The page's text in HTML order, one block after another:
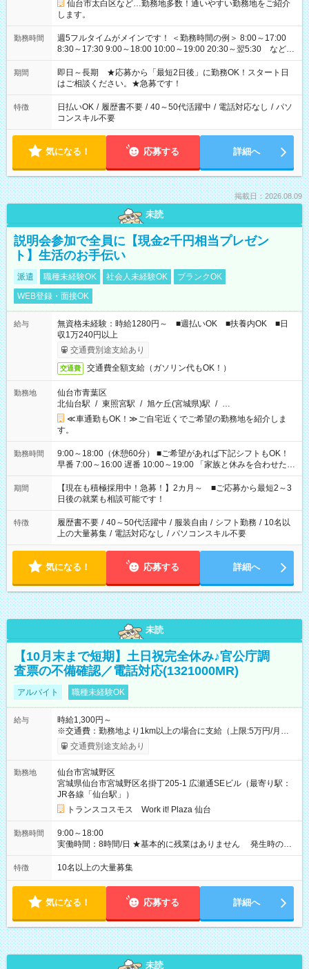
仙台市太白区など…勤務地多数！通いやすい勤務地をご紹介
します。
勤務時間
週5フルタイムがメインです！ ＜勤務時間の例＞ 8:00～17:00
8:30～17:30 9:00～18:00 10:00～19:00 20:30～翌5:30 など ★
その他にも勤務時間多数！ 日勤のみ、残業なし、交替制など
ご希望を教えてください！
期間
即日～長期 ★応募から「最短2日後」に勤務OK！スタート日
はご相談ください。★急募です！
特徴 日払いOK / 履歴書不要 / 40～50代活躍中 / 電話対応なし / パソ
コンスキル不要
気になる！ 応募する 詳細へ
掲載日：2026.08.09
未読
説明会参加で全員に【現金2千円相当プレゼン
ト】生活のお手伝い
派遣 職種未経験OK 社会人未経験OK
ブランクOK
WEB登録・面接OK
給与
無資格未経験：時給1280円～ ■週払いOK ■扶養内OK ■日
収1万240円以上
交通費別途支給あり
交通費 交通費全額支給（ガソリン代もOK！）
勤務地
仙台市青葉区
北仙台駅 / 東照宮駅 / 旭ケ丘(宮城県)駅 / …
≪車通勤もOK！≫ご自宅近くでご希望の勤務地を紹介しま
す。
勤務時間
9:00～18:00（休憩60分） ■ご希望があれば下記シフトもOK！
早番 7:00～16:00 遅番 10:00～19:00 「家族と休みを合わせた
い」 「余裕を持って夕飯の準備がしたい」 「できれば残業はし
たくない」 など、ご希望を教えてくださいね。 ※Wワーク希望
の方へ 今ご覧のお仕事で希望する勤務時間と、もう1つのお仕事
の勤務時間。 合計で週40時間を超える場合は応募できません。
期間
【現在も積極採用中！急募！】2カ月～ ■ご応募から最短2～3
日後の就業も相談可能です！
特徴 履歴書不要 / 40～50代活躍中 / 服装自由 / シフト勤務 / 10名以
上の大量募集 / 電話対応なし / パソコンスキル不要
気になる！ 応募する 詳細へ
未読
【10月末まで短期】土日祝完全休み♪官公庁調
査票の不備確認／電話対応(1321000MR)
アルバイト 職種未経験OK
給与
時給1,300円～
※交通費：勤務地より1km以上の場合に支給（上限:5万円/月・
2,500円/日） ※残業代：残業発生時は1分単位で支給 ※研修中の
給与変動なし ＜ 収入例 ＞ ■週5日勤務の場合… 月収22万8,800
4日勤務の場合… 月収16万6,400円以上可能 ※交通費別途支給
（時給1,300円×8時間×16日） 【試用期間】試用期間なし
交通費別途支給あり
勤務地
仙台市宮城野区
宮城県仙台市宮城野区名掛丁205-1 広瀬通SEビル（最寄り駅：
JR各線「仙台駅」）
トランスコスモス Work it! Plaza 仙台
勤務時間
9:00～18:00
実働時間：8時間/日 ★基本的に残業はありません 発生時の残
業代は1分単位で支給いたします
特徴 10名以上の大量募集
気になる！ 応募する 詳細へ
未読